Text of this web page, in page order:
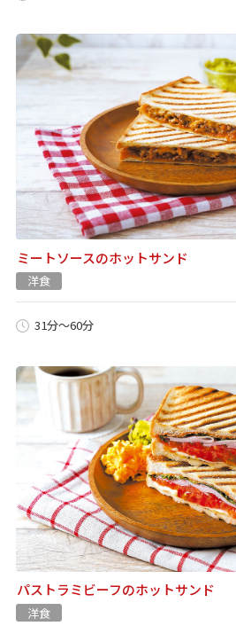
ミートソースのホットサンド
洋食
31分～60分
パストラミビーフのホットサンド
洋食